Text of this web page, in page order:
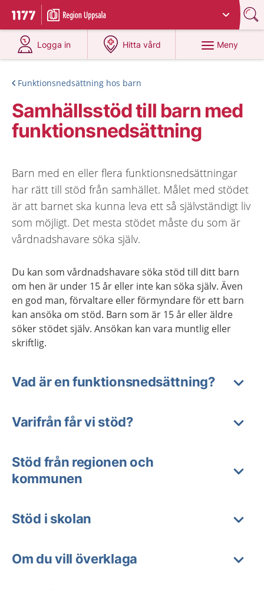
Till startsidan för 1177
Du har valt region
Logga in
på 1177.se
Hitta vård
på 1177.se
Meny
Funktionsnedsättning hos barn
Samhällsstöd till barn med
funktionsnedsättning
Barn med en eller flera funktionsnedsättningar
har rätt till stöd från samhället. Målet med stödet
är att barnet ska kunna leva ett så självständigt liv
som möjligt. Det mesta stödet måste du som är
vårdnadshavare söka själv.
Du kan som vårdnadshavare söka stöd till ditt barn
om hen är under 15 år eller inte kan söka själv. Även
en god man, förvaltare eller förmyndare för ett barn
kan ansöka om stöd. Barn som är 15 år eller äldre
söker stödet själv. Ansökan kan vara muntlig eller
skriftlig.
Vad är en funktionsnedsättning?
Varifrån får vi stöd?
Stöd från regionen och
kommunen
Stöd i skolan
Om du vill överklaga